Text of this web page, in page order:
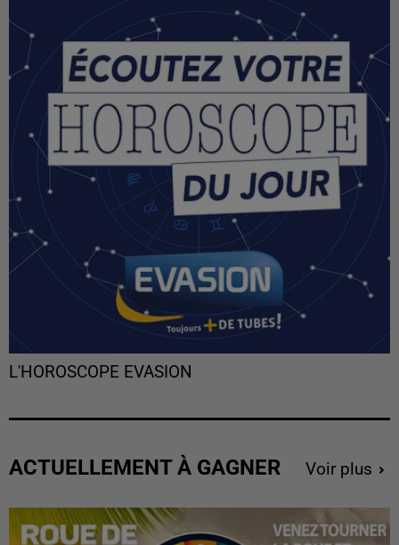
L'HOROSCOPE EVASION
ACTUELLEMENT À GAGNER Voir plus